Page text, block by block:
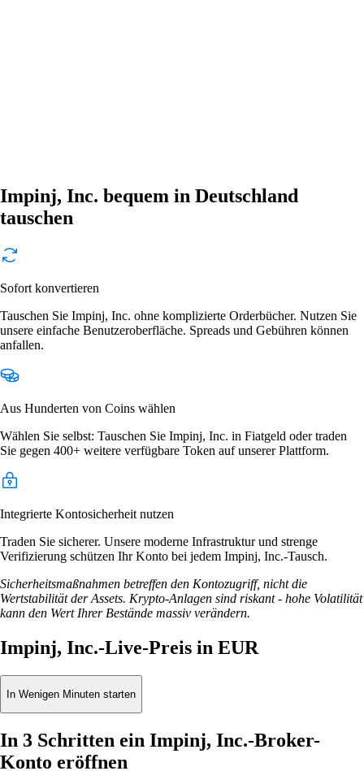
Impinj, Inc. bequem in Deutschland
tauschen
Sofort konvertieren
Tauschen Sie Impinj, Inc. ohne komplizierte Orderbücher. Nutzen Sie
unsere einfache Benutzeroberfläche. Spreads und Gebühren können
anfallen.
Aus Hunderten von Coins wählen
Wählen Sie selbst: Tauschen Sie Impinj, Inc. in Fiatgeld oder traden
Sie gegen 400+ weitere verfügbare Token auf unserer Plattform.
Integrierte Kontosicherheit nutzen
Traden Sie sicherer. Unsere moderne Infrastruktur und strenge
Verifizierung schützen Ihr Konto bei jedem Impinj, Inc.-Tausch.
Sicherheitsmaßnahmen betreffen den Kontozugriff, nicht die
Wertstabilität der Assets. Krypto-Anlagen sind riskant - hohe Volatilität
kann den Wert Ihrer Bestände massiv verändern.
Impinj, Inc.-Live-Preis in EUR
In Wenigen Minuten starten
In 3 Schritten ein Impinj, Inc.-Broker-
Konto eröffnen